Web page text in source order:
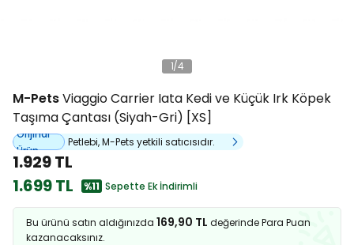
1/4
M-PetsViaggio Carrier Iata Kedi ve Küçük Irk Köpek
Taşıma Çantası (Siyah-Gri) [XS]
Orijinal
Ürün
Petlebi, M-Pets yetkili satıcısıdır.
1.929 TL
1.699 TL
%11 Sepette Ek İndirimli
Bu ürünü satın aldığınızda 169,90 TL değerinde Para Puan
kazanacaksınız.